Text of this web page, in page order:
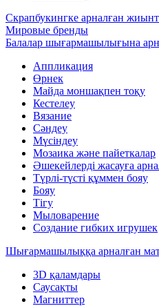
Скрапбукингке арналған
Мировые бренды
Балалар шығармашылығына
Аппликация
Өрнек
Майда моншақпен тоқу
Кестелеу
Вязание
Сәндеу
Мүсіндеу
Мозаика және пайеткалар
Әшекейлерді жасауға
Түрлі-түсті құммен бояу
Бояу
Тігу
Мыловарение
Создание гибких игрушек
Шығармашылыққа арналған
3D қаламдары
Саусақты
Магниттер